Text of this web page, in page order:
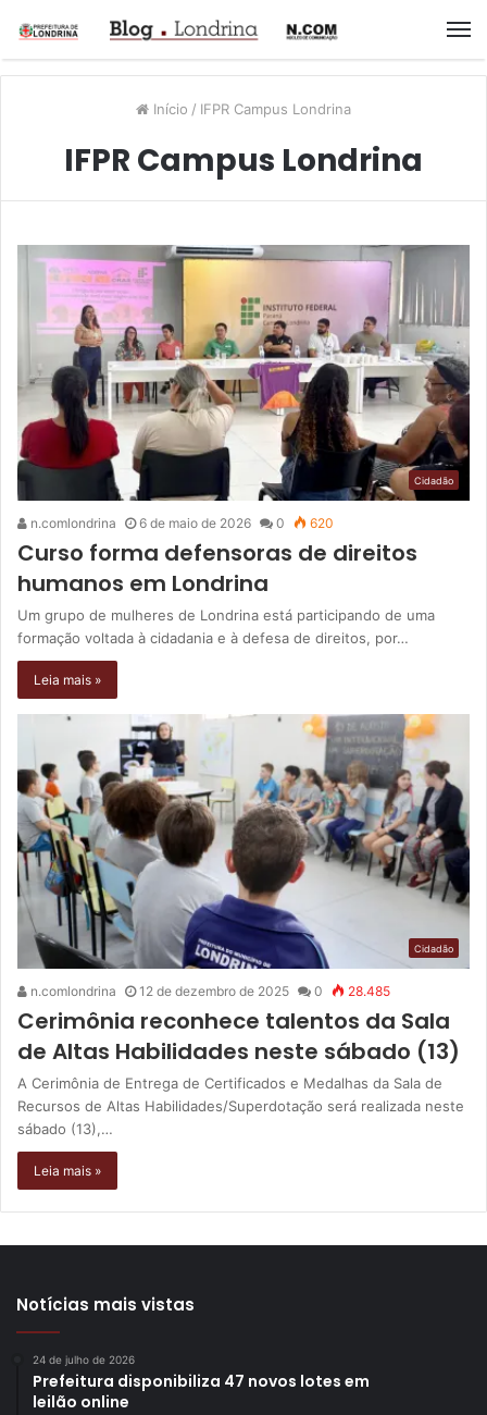
Início / IFPR Campus Londrina
IFPR Campus Londrina
Cidadão
n.comlondrina 6 de maio de 2026 0 620
Curso forma defensoras de direitos
humanos em Londrina
Um grupo de mulheres de Londrina está participando de uma
formação voltada à cidadania e à defesa de direitos, por…
Leia mais »
Cidadão
n.comlondrina 12 de dezembro de 2025 0 28.485
Cerimônia reconhece talentos da Sala
de Altas Habilidades neste sábado (13)
A Cerimônia de Entrega de Certificados e Medalhas da Sala de
Recursos de Altas Habilidades/Superdotação será realizada neste
sábado (13),…
Leia mais »
Notícias mais vistas
24 de julho de 2026
Prefeitura disponibiliza 47 novos lotes em
leilão online